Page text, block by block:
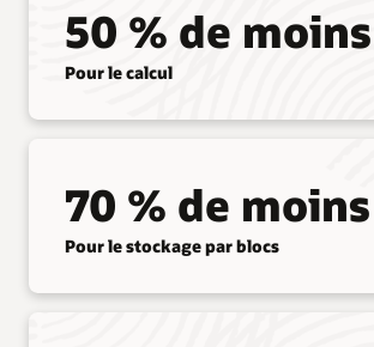
50 % de moins
Pour le calcul
70 % de moins
Pour le stockage par blocs